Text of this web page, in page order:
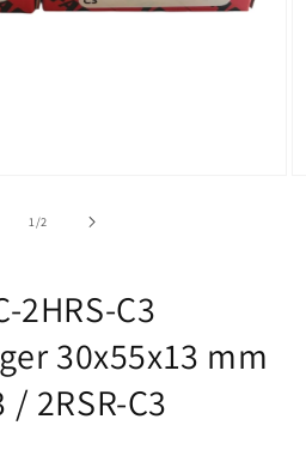
1 /von
2
2HRS-C3
30x55x13 mm
2RSR-C3